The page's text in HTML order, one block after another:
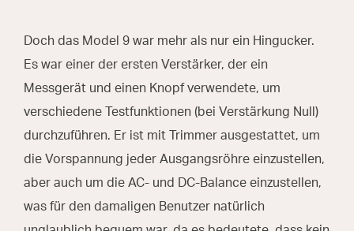
Doch das Model 9 war mehr als nur ein Hingucker.
Es war einer der ersten Verstärker, der ein
Messgerät und einen Knopf verwendete, um
verschiedene Testfunktionen (bei Verstärkung Null)
durchzuführen. Er ist mit Trimmer ausgestattet, um
die Vorspannung jeder Ausgangsröhre einzustellen,
aber auch um die AC- und DC-Balance einzustellen,
was für den damaligen Benutzer natürlich